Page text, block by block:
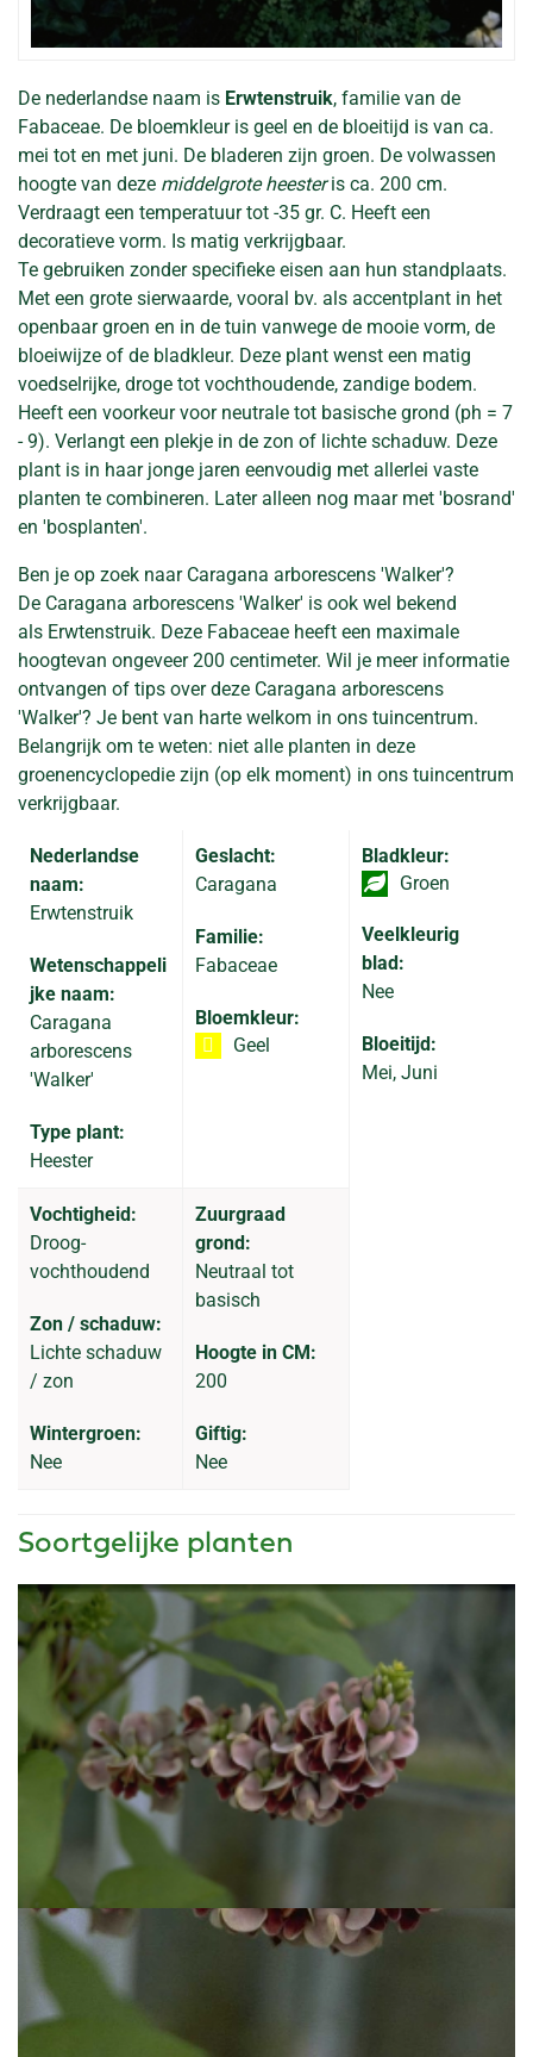
De nederlandse naam is Erwtenstruik, familie van de
Fabaceae. De bloemkleur is geel en de bloeitijd is van ca.
mei tot en met juni. De bladeren zijn groen. De volwassen
hoogte van deze middelgrote heesteris ca. 200 cm.
Verdraagt een temperatuur tot -35 gr. C. Heeft een
decoratieve vorm. Is matig verkrijgbaar.
Te gebruiken zonder specifieke eisen aan hun standplaats.
Met een grote sierwaarde, vooral bv. als accentplant in het
openbaar groen en in de tuin vanwege de mooie vorm, de
bloeiwijze of de bladkleur. Deze plant wenst een matig
voedselrijke, droge tot vochthoudende, zandige bodem.
Heeft een voorkeur voor neutrale tot basische grond (ph = 7
- 9). Verlangt een plekje in de zon of lichte schaduw. Deze
plant is in haar jonge jaren eenvoudig met allerlei vaste
planten te combineren. Later alleen nog maar met 'bosrand'
en 'bosplanten'.
Ben je op zoek naar Caragana arborescens 'Walker'?
De Caragana arborescens 'Walker' is ook wel bekend
als Erwtenstruik. Deze Fabaceae heeft een maximale
hoogtevan ongeveer 200 centimeter. Wil je meer informatie
ontvangen of tips over deze Caragana arborescens
'Walker'? Je bent van harte welkom in ons tuincentrum.
Belangrijk om te weten: niet alle planten in deze
groenencyclopedie zijn (op elk moment) in ons tuincentrum
verkrijgbaar.
Nederlandse
naam:
Erwtenstruik
Wetenschappeli
jke naam:
Caragana
arborescens
'Walker'
Type plant:
Heester
Geslacht:
Caragana
Familie:
Fabaceae
Bloemkleur:
Geel
Bladkleur:
Groen
Veelkleurig
blad:
Nee
Bloeitijd:
Mei, Juni
Vochtigheid:
Droog-
vochthoudend
Zon / schaduw:
Lichte schaduw
/ zon
Wintergroen:
Nee
Zuurgraad
grond:
Neutraal tot
basisch
Hoogte in CM:
200
Giftig:
Nee
Soortgelijke planten